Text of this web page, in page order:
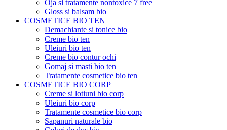
Oja si tratamente nontoxice 7 free
Gloss si balsam bio
COSMETICE BIO TEN
Demachiante si tonice bio
Creme bio ten
Uleiuri bio ten
Creme bio contur ochi
Gomaj si masti bio ten
Tratamente cosmetice bio ten
COSMETICE BIO CORP
Creme si lotiuni bio corp
Uleiuri bio corp
Tratamente cosmetice bio corp
Sapanuri naturale bio